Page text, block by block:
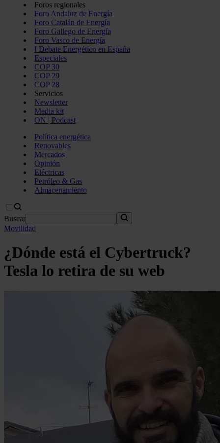
Foros regionales
Foro Andaluz de Energía
Foro Catalán de Energía
Foro Gallego de Energía
Foro Vasco de Energía
I Debate Energético en España
Especiales
COP 30
COP 29
COP 28
Servicios
Newsletter
Media kit
ON | Podcast
Política energética
Renovables
Mercados
Opinión
Eléctricas
Petróleo & Gas
Almacenamiento
Buscar
Movilidad
¿Dónde está el Cybertruck?
Tesla lo retira de su web